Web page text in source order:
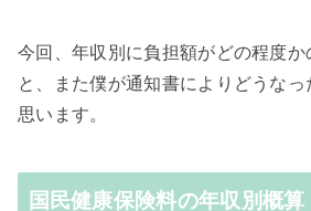
今回、年収別に負担額がどの程度か
と、また僕が通知書によりどうなっ
思います。
国民健康保険料の年収別概算